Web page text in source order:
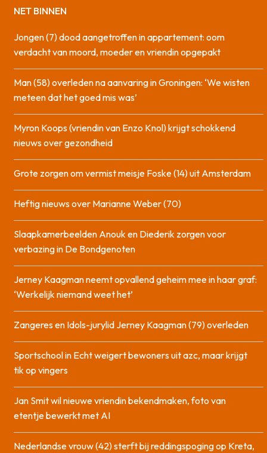
NET BINNEN
Jongen (7) dood aangetroffen in appartement: oom
verdacht van moord, moeder en vriendin opgepakt
Man (58) overleden na aanvaring in Groningen: ‘We wisten
meteen dat het goed mis was’
Myron Koops (vriendin van Enzo Knol) krijgt schokkend
nieuws over gezondheid
Grote zorgen om vermist meisje Foske (14) uit Amsterdam
Heftig nieuws over Marianne Weber (70)
Slaapkamerbeelden Anouk en Diederik zorgen voor
verbazing in De Bondgenoten
Jerney Kaagman neemt opvallend geheim mee in haar graf:
‘Werkelijk niemand weet het’
Zangeres en Idols-jurylid Jerney Kaagman (79) overleden
Sportschool in Echt weigert bewoners uit azc, maar krijgt
tik op vingers
Jan Smit wil nieuwe vriendin bekendmaken, foto van
etentje bewerkt met AI
Nederlandse vrouw (42) sterft bij reddingspoging op Kreta,